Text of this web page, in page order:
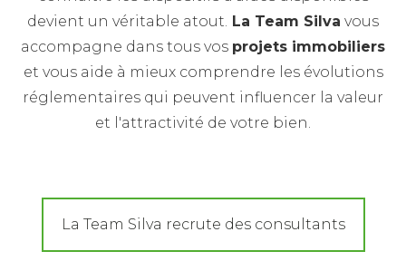
devient un véritable atout. La Team Silva vous
accompagne dans tous vos projets immobiliers
et vous aide à mieux comprendre les évolutions
réglementaires qui peuvent influencer la valeur
et l'attractivité de votre bien.
La Team Silva recrute des consultants